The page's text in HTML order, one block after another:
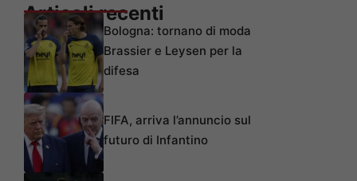
Articoli recenti
Bologna: tornano di moda
Brassier e Leysen per la
difesa
FIFA, arriva l’annuncio sul
futuro di Infantino